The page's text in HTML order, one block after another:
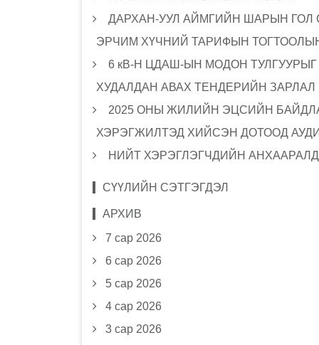
ДАРХАН-УУЛ АЙМГИЙН ШАРЫН ГОЛ
ЭРЧИМ ХҮЧНИЙ ТАРИФЫН
6 кВ-Н ЦДАШ-ЫН МОДОН
ХУДАЛДАН АВАХ ТЕНДЕРИЙН ЗАРЛАЛ
2025 ОНЫ ЖИЛИЙН ЭЦСИЙН
ХЭРЭГЖИЛТЭД ХИЙСЭН ДОТООД
НИЙТ ХЭРЭГЛЭГЧДИЙН АНХААРАЛД
СҮҮЛИЙН СЭТГЭГДЭЛ
АРХИВ
7 сар 2026
6 сар 2026
5 сар 2026
4 сар 2026
3 сар 2026